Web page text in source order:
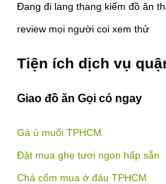
Đang đi lang thang kiếm đồ ăn
review mọi người coi xem thử
Tiện ích dịch vụ
Giao đồ ăn Gọi có ngay
Gà ủ muối TPHCM
Đặt mua ghẹ tươi ngon hấp sẵn
Chả cốm mua ở đâu TPHCM